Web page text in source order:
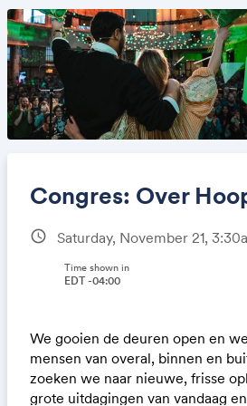
Congres: Over
schedule Saturday, November 21,
Time shown in
EDT -04:00
We gooien de deuren open en
mensen van overal, binnen en
zoeken we naar nieuwe, frisse
grote uitdagingen van vandaag
Share
Link: